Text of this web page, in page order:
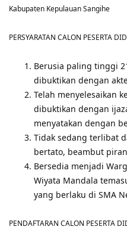
Kabupaten Kepulauan Sangihe
PERSYARATAN CALON PESERTA
Berusia paling tinggi
dibuktikan dengan
Telah menyelesaikan
dibuktikan dengan
menyatakan dengan
Tidak sedang terlibat
bertato, beambut
Bersedia menjadi
Wiyata Mandala
yang berlaku di SMA
PENDAFTARAN CALON PESERTA